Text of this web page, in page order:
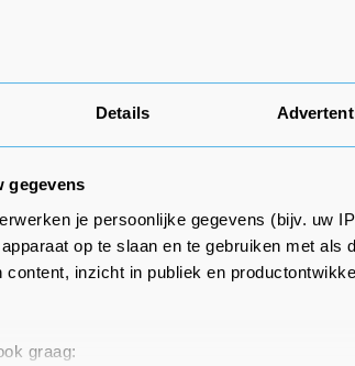
Details
gegevens
je persoonlijke gegevens (bijv. uw
op te slaan en te gebruiken met als
content, inzicht in publiek en
graag:
de opslagbeurt van
waardoor de Russische
voor de zege. Ze sloeg op